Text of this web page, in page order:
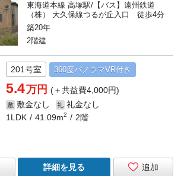
東海道本線 高塚駅/【バス】遠州鉄道
（株） 大久保線つるが丘入口 徒歩4分
築20年
2階建
201号室 360度パノラマVR付き
5.4万円(＋共益費4,000円)
敷 敷金なし 礼 礼金なし
1LDK
41.09m2 2階
追加
詳細を見る